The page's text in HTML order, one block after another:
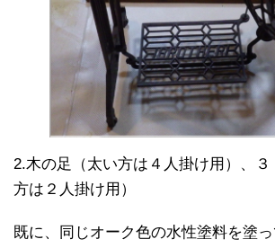
2.木の足（太い方は４人掛け用）、
方は２人掛け用）
既に、同じオーク色の水性塗料を塗